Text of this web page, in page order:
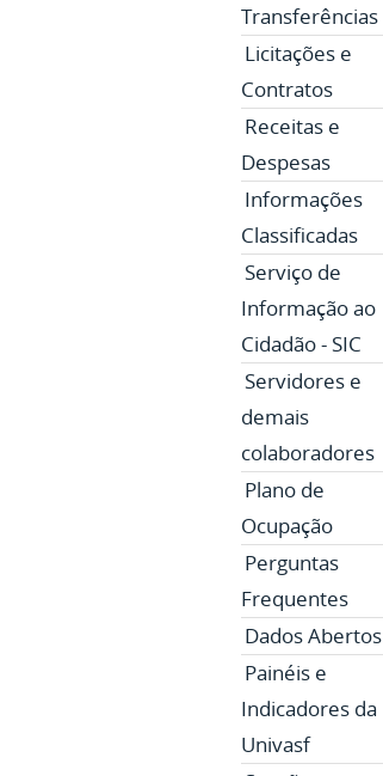
Transferências
Licitações e
Contratos
Receitas e
Despesas
Informações
Classificadas
Serviço de
Informação ao
Cidadão - SIC
Servidores e
demais
colaboradores
Plano de
Ocupação
Perguntas
Frequentes
Dados Abertos
Painéis e
Indicadores da
Univasf